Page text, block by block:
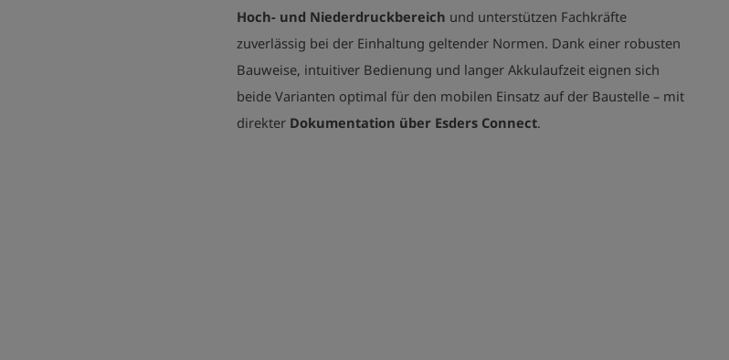
Hoch- und Niederdruckbereich und unterstützen Fachkräfte
zuverlässig bei der Einhaltung geltender Normen. Dank einer robusten
Bauweise, intuitiver Bedienung und langer Akkulaufzeit eignen sich
beide Varianten optimal für den mobilen Einsatz auf der Baustelle – mit
direkter Dokumentation über Esders Connect.